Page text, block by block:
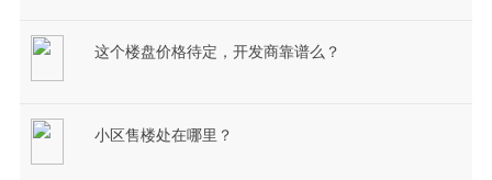
这个楼盘价格待定，开发商靠谱么？
小区售楼处在哪里？